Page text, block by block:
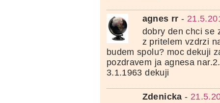
agnes rr -
dobry den chci se
z pritelem vzdrzi
budem spolu? moc dekuji
pozdravem ja agnesa
3.1.1963 dekuji
Zdenicka -